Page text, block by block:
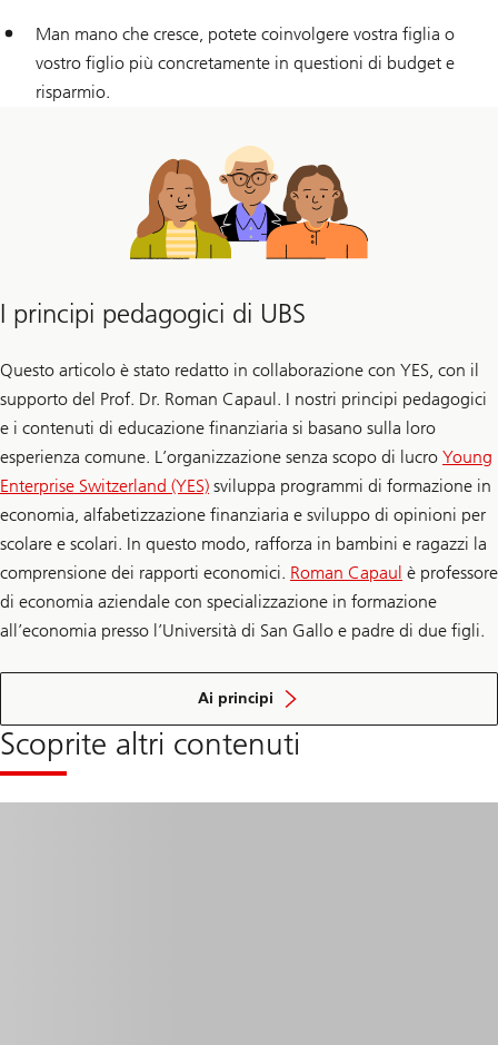
Man mano che cresce, potete coinvolgere vostra figlia o
vostro figlio più concretamente in questioni di budget e
risparmio.
I principi pedagogici di UBS
Questo articolo è stato redatto in collaborazione con YES, con il
supporto del Prof. Dr. Roman Capaul. I nostri principi pedagogici
e i contenuti di educazione finanziaria si basano sulla loro
esperienza comune. L’organizzazione senza scopo di lucro Young
Enterprise Switzerland (YES) sviluppa programmi di formazione in
economia, alfabetizzazione finanziaria e sviluppo di opinioni per
scolare e scolari. In questo modo, rafforza in bambini e ragazzi la
comprensione dei rapporti economici. Roman Capaul è professore
di economia aziendale con specializzazione in formazione
all’economia presso l’Università di San Gallo e padre di due figli.
Ai principi
dell'
Scoprite altri contenuti